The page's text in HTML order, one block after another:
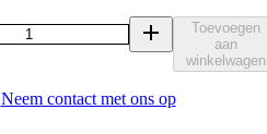
Toevoegen
aan
winkelwagen
Neem contact met ons op